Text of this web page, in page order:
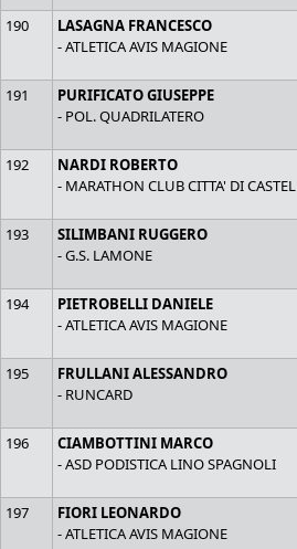
190
LASAGNA FRANCESCO
- ATLETICA AVIS MAGIONE
191
PURIFICATO GIUSEPPE
- POL. QUADRILATERO
192
NARDI ROBERTO
- MARATHON CLUB CITTA' DI CASTEL
193
SILIMBANI RUGGERO
- G.S. LAMONE
194
PIETROBELLI DANIELE
- ATLETICA AVIS MAGIONE
195
FRULLANI ALESSANDRO
- RUNCARD
196
CIAMBOTTINI MARCO
- ASD PODISTICA LINO SPAGNOLI
197
FIORI LEONARDO
- ATLETICA AVIS MAGIONE